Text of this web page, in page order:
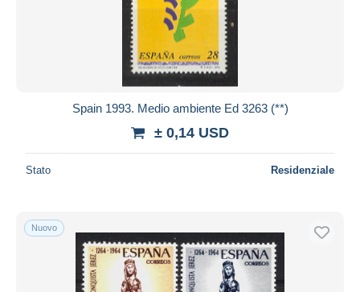
Spain 1993. Medio ambiente Ed 3263 (**)
± 0,14 USD
Stato Residenziale
Nuovo